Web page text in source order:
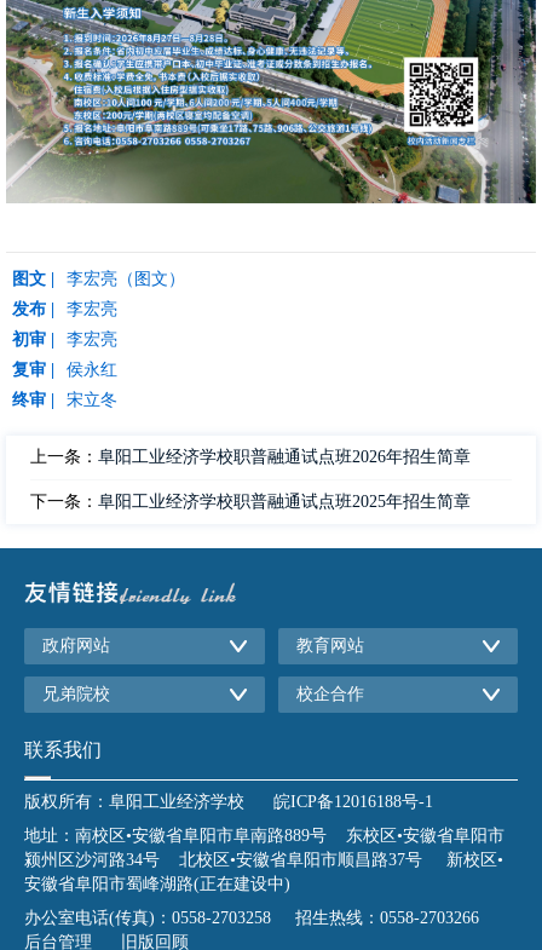
图文 |
李宏亮（图文）
发布 |
李宏亮
初审 |
李宏亮
复审 |
侯永红
终审 |
宋立冬
上一条： 阜阳工业经济学校职普融通试点班2026年招生简章
下一条： 阜阳工业经济学校职普融通试点班2025年招生简章
政府网站 教育网站
兄弟院校 校企合作
联系我们
版权所有：阜阳工业经济学校 皖ICP备12016188号-1
地址：南校区•安徽省阜阳市阜南路889号 东校区•安徽省阜阳市
颍州区沙河路34号 北校区•安徽省阜阳市顺昌路37号 新校区•
安徽省阜阳市蜀峰湖路(正在建设中)
办公室电话(传真)：0558-2703258 招生热线：0558-2703266
后台管理
旧版回顾